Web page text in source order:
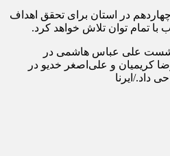
در استان برای تحقق اهداف
با تمام توان تلاش خواهد کرد.
نشست علی عباس هاشمی در
کریمیان و علی‌اصغر خدیو در
داد./ایرنا